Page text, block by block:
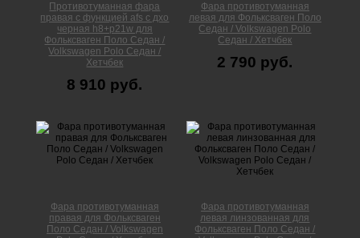
Противотуманная фара
правая с функцией afs с дхо
черная h8+p21w для
Фольксваген Поло Cедан /
Volkswagen Polo Седан /
Хетчбек
8 910 руб.
Фара противотуманная
левая для Фольксваген Поло
Cедан / Volkswagen Polo
Седан / Хетчбек
2 790 руб.
Фара противотуманная
правая для Фольксваген
Поло Cедан / Volkswagen
Фара противотуманная
левая линзованная для
Фольксваген Поло Cедан /